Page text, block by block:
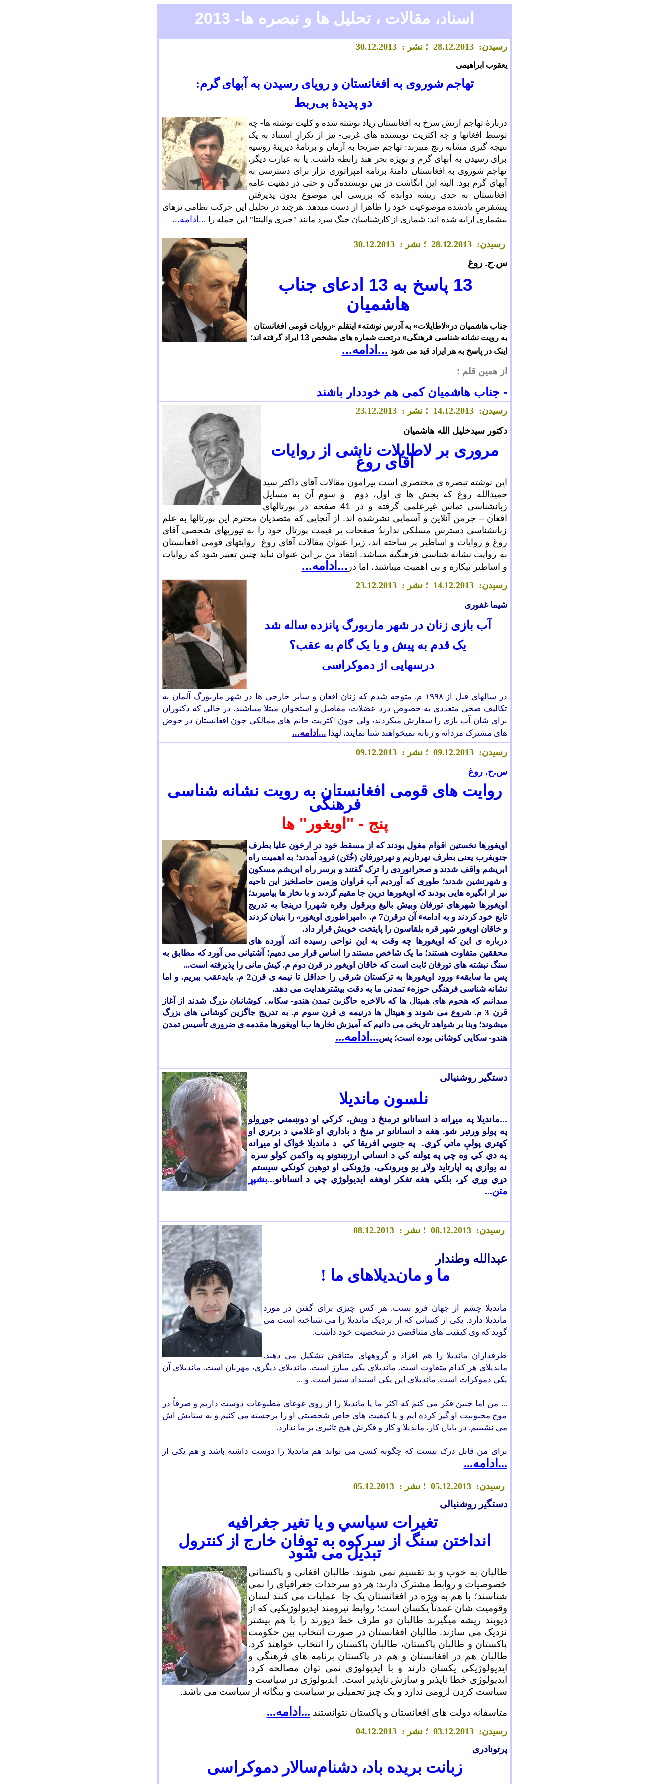
اسناد، مقالات ، تحلیل ها و تبصره ها-
رسیدن: 28 .12.2013 ؛ نشر : 30 .12.2013
یعقوب ابراهیمی
تهاجم شوروی به افغانستان و رویای رسیدن به آبهای گرم:
دو پدیدۀ بی‌ربط
دربارۀ تهاجم ارتش سرخ به افغانستان زیاد نوشته شده و کلیت نوشته ها- چه
توسط افغانها و چه اکثریت نویسنده های غربی- نیز از تکرارِ استناد به یک
نتیجه گیری مشابه رنج میبرند: تهاجم صریحا به آرمان و برنامۀ دیرینۀ روسیه
برای رسیدن به آبهای گرم و بویژه بحر هند رابطه داشت. یا به عبارت دیگر،
تهاجم شوروی به افغانستان دامنۀ برنامه امپراتوری تزار برای دسترسی به
آبهای گرم بود. البته این انگاشت در بین نویسنده‌گان و حتی در ذهنیت عامه
افغانستان به حدی ریشه دوانده که بررسی این موضوع بدون پذیرفتن
پیش‍‌‍فرضِ یادشده موضوعیت خود را ظاهرا از دست میدهد. هرچند در تحلیل این حرکت نظامی تزهای
بیشماری ارایه شده اند: شماری از کارشناسان جنگ سرد مانند "جیری والینتا" این حمله را ...ادامه...
رسیدن: 28.12.2013 ؛ نشر : 30.12.2013
س.ح. روغ
13 پاسخ به13 ادعای جناب
هاشمیان
جناب هاشمیان در«لاطایلات» به آدرس نوشتهء اینقلم «روایات قومی افغانستان
به رویت نشانه شناسی فرهنگی» درتحت شماره های مشخص13 ایراد گرفته اند؛
اینک در پاسخ به هر ایراد قید می شود ...ادامه...
از همین قلم :
- جناب هاشمیان کمی هم خوددار باشند
رسیدن: 14.12.2013 ؛ نشر : 23.12.2013
دکتور سیدخلیل الله هاشمیان
مروری بر لاطایلات ناشی از روایات
آقای روغ
این نوشته تبصره ی مختصری است پیرامون مقالات آقای داکتر سید
حمیدالله روغ که بخش ها ی اول، دوم و سوم آن به مسایل
زبانشناسی تماس غیرعلمی گرفته و در 41 صفحه در پورتالهای
افغان – جرمن آنلاین و آسمایی نشرشده اند. از آنجایی که متصدیان محترم این پورتالها به علم
زبانشناسی دسترس مسلکی ندارندُ صفحات پر قیمت پورتال خود را به تیوریهای شخصی آقای
روغ و روایات و اساطیر پر ساخته اند، زیرا عنوان مقالات آقای روغ روایتهای قومی افغانستان
به روایت نشانه شناسی فرهنگیة میباشد. انتقاد من بر این عنوان نباید چنین تعبیر شود که روایات
و اساطیر بیکاره و بی اهمیت میباشند، اما در ...ادامه...
رسیدن: 14.12.2013 ؛ نشر : 23.12.2013
شیما غفوری
آب بازی زنان در شهر ماربورگ پانزده ساله شد
یک قدم به پیش و یا یک گام به عقب؟
درسهایی از دموکراسی
در سالهای قبل از ۱۹۹۸ م. متوجه شدم که زنان افغان و سایر خارجی ها در شهر ماربورگ آلمان به
تکالیف صحی متعددی به خصوص درد عضلات، مفاصل و استخوان مبتلا میباشند. در حالی که دکتوران
برای شان آب بازی را سفارش میکردند، ولی چون اکثریت خانم های ممالکی چون افغانستان در حوض
های مشترک مردانه و زنانه نمیخواهند شنا نمایند، لهذا ...ادامه...
رسیدن:
09.12.2013 ؛ نشر : 09.12.2013
س.ح. روغ
روایت های قومی افغانستان به رویت نشانه شناسی
فرهنگی
پنج - "اویغور" ها
اویغورها نخستین اقوام مغول بودند که از مسقط خود در ارخون علیا بطرف
جنوبغرب یعنی بطرف نهرتاریم و نهرتورفان (خُتَن) فرود آمدند؛ به اهمیت راه
ابریشم واقف شدند و صحرانوردی را ترک گفتند و برسر راه ابریشم مسکون
و شهرنشین شدند؛ طوری که آوردیم آب فراوان وزمین حاصلخیز این ناحیه
نیز از انگیزه هایی بودند که اویغورها درین جا مقیم گردند و با تخار ها بیامیزند؛
اویغورها شهرهای تورفان وبیش بالیغ وبرقول وقره شهررا درینجا به تدریج
تابع خود کردند و به ادامهء آن درقرن7 م. «امپراطوری اویغور» را بنیان کردند
و خاقان اویغور شهر قره بلقاسون را پایتخت خویش قرار داد.
درباره ی این که اویغورها چه وقت به این نواحی رسیده اند، آورده های
محققین متفاوت هستند؛ ما یک شاخص مستند را اساس قرار می دهیم؛ آشتیانی می آورد که مطابق به
سنگ نبشته های تورفان ثابت است که خاقان اویغور در قرن دوم م. کیش مانی را پذیرفته است...
پس ما سابقهء ورود اویغورها به ترکستان شرقی را حداقل تا نیمه ی قرن2 م. بایدعقب ببریم. و اما
نشانه شناسی فرهنگی حوزهء تمدنی ما به دقت بیشترهدایت می دهد.
میدانیم که هجوم های هیپتال ها که بالاخره جاگزین تمدن هندو- سکایی کوشانیان بزرگ شدند از آغاز
قرن 3 م. شروع می شوند و هیپتال ها درنیمه ی قرن سوم م. به تدریج جاگزین کوشانی های بزرگ
میشوند؛ وبنا بر شواهد تاریخی می دانیم که آمیزش تخارها با اویغورها مقدمه ی ضروری تأسیس تمدن
هندو- سکایی کوشانی بوده است؛ پس...ادامه...
دستگير روشنيالی
نلسون مانديلا
.
..مانديلا په ميړانه د انسانانو ترمنځ د ويش، کرکي او دوښمني جوړولو
په پولو ورتير شو. هغه د انسانانو تر منځ د باداري او غلامي د برتري او
کهتري پولې ماتي کړي. په جنوبي افريقا کي د مانديلا ځواک او ميړانه
په دي کي وه چي په ټولنه کي د انساني ارزښتونو په واکمن کولو سره
نه يوازي په اپارتايد ولاړ يو ويرونکی، وژونکی او توهين کونکي سيستم
دړي وړي کړ، بلکي هغه تفکر اوهغه ايديولوژي چي د انسانانو...بشپړ
متن...
رسیدن: 08.12.2013 ؛ نشر : 08.12.2013
عبدالله وطندار
ما و ماندیلاهای ما !
ماندیلا چشم از جهان فرو بست. هر کس چیزی برای گفتن در مورد
ماندیلا دارد. یکی از کسانی که از نزدیک ماندیلا را می شناخته است می
گوید که وی کیفیت های متناقضی در شخصیت خود داشت.
طرفداران ماندیلا را هم افراد و گروههای متناقض تشکیل می دهند.
ماندیلای هر کدام متفاوت است. ماندیلای یکی مبارز است. ماندیلای دیگری، مهربان است. ماندیلای آن
یکی دموکرات است. ماندیلای این یکی استبداد ستیز است. و ...
... من اما چنین فکر می کنم که اکثر ما یا ماندیلا را از روی غوغای مطبوعات دوست داریم و صرفاً در
موج محبوبیت او گیر کرده ایم و یا کیفیت های خاص شخصیتی او را برجسته می کنیم و به ستایش اش
می نشینیم. در پایان کار، ماندیلا و کار و فکرش هیچ تاثیری بر ما ندارد.
برای من قابل درک نیست که چگونه کسی می تواند هم ماندیلا را دوست داشته باشد و هم یکی از
...ادامه...
رسیدن: 05.12.2013 ؛ نشر : 05.12.2013
دستگير روشنيالی
تغيرات سياسي و يا تغير جغرافيه
انداختن سنگ از سرکوه به توفان خارج از کنترول
تبديل می شود
طالبان به خوب و بد تقسيم نمی شوند. طالبان افغانی و پاکستانی
خصوصيات و روابط مشترک دارند: هر دو سرحدات جغرافيای را نمی
شناسند؛ با هم به ويژه در افغانستان يک جا عمليات می کنند لسان
وقوميت شان عمدتاً یکسان است؛ روابط نيرومند ايديولوژيکيی که از
ديوبند ريشه ميگيرند طالبان دو طرف خط ديورند را با هم بيشتر
نزديک می سازند. طالبان افغانستان در صورت انتخاب بين حکومت
پاکستان و طالبان پاکستان، طالبان پاکستان را انتخاب خواهند کرد.
طالبان هم در افغانستان و هم در پاکستان برنامه های فرهنگی و
ايديولوژيکی يکسان دارند و با ايديولوژی نمی توان مصالحه کرد.
ايديولوژی خطا ناپذیر و سازش ناپذير است. ايديولوژي در سياست و
سياست کردن لزومی ندارد و يک چيز تحميلی بر سياست و بيگانه از سياست می باشد.
متاسفانه دولت های افغانستان و پاکستان نتوانستند ...ادامه...
رسیدن: 03.12.2013 ؛ نشر : 04.12.2013
پرتونادری
زبانت بریده باد، دشنام‌سالار دموکراسی